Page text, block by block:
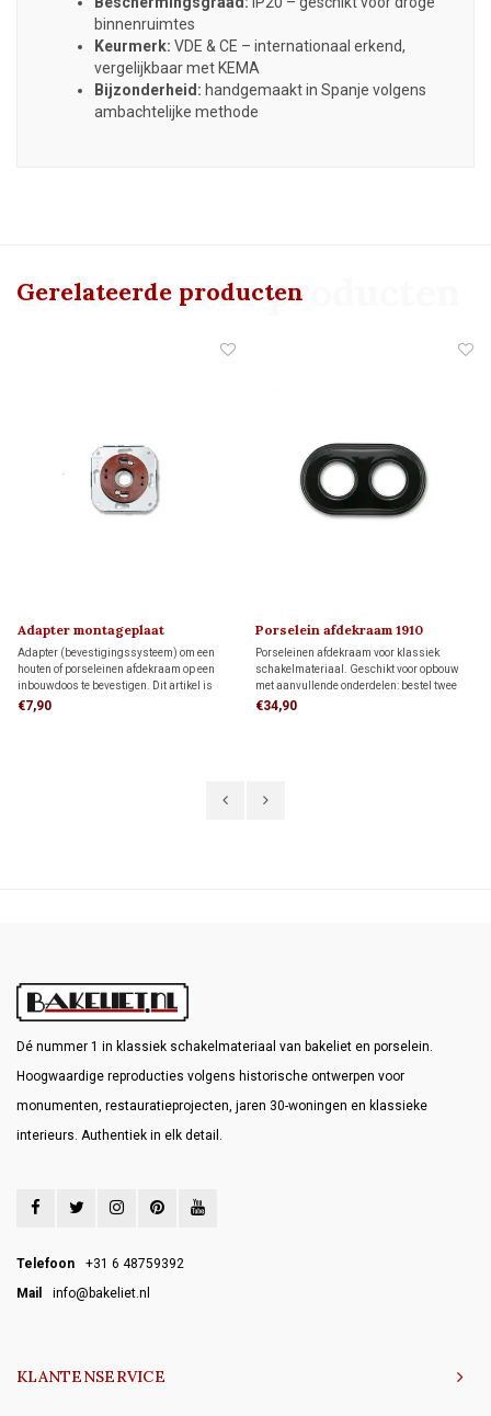
binnenruimtes
Keurmerk: VDE & CE – internationaal erkend,
vergelijkbaar met KEMA
Bijzonderheid: handgemaakt in Spanje volgens
ambachtelijke methode
Gerelateerde producten
Gerelateerde producten
Adapter montageplaat
Adapter (bevestigingssysteem) om een
houten of porseleinen afdekraam op een
inbouwdoos te bevestigen. Dit artikel is
alleen nodig wanneer je een FONTINI-
€7,90
Porselein afdekraam 1910
Porseleinen afdekraam voor klassiek
schakelmateriaal. Geschikt voor opbouw
met aanvullende onderdelen: bestel twee
montageringen voor directe wandmontage
€34,90
Dé nummer 1 in klassiek schakelmateriaal van bakeliet en porselein.
Hoogwaardige reproducties volgens historische ontwerpen voor
monumenten, restauratieprojecten, jaren 30-woningen en klassieke
interieurs. Authentiek in elk detail.
Telefoon
+31 6 48759392
Mail
info@bakeliet.nl
KLANTENSERVICE